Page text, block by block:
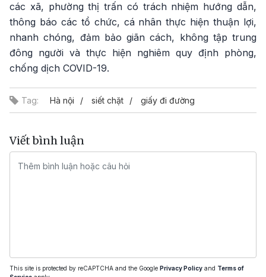
các xã, phường thị trấn có trách nhiệm hướng dẫn,
thông báo các tổ chức, cá nhân thực hiện thuận lợi,
nhanh chóng, đảm bảo giãn cách, không tập trung
đông người và thực hiện nghiêm quy định phòng,
chống dịch COVID-19.
Tag: Hà nội siết chặt giấy đi đường
Viết bình luận
This site is protected by reCAPTCHA and the Google Privacy Policy and Terms of